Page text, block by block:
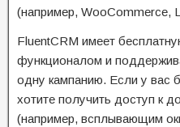
(например, WooCommerce,
FluentCRM имеет
функционалом и
одну кампанию. Если у вас
хотите получить доступ к
(например, всплывающим